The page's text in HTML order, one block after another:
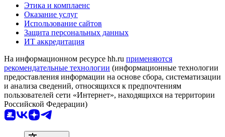
Этика и комплаенс
Оказание услуг
Использование сайтов
Защита персональных данных
ИТ аккредитация
На информационном ресурсе hh.ru применяются
рекомендательные технологии (информационные технологии
предоставления информации на основе сбора, систематизации
и анализа сведений, относящихся к предпочтениям
пользователей сети «Интернет», находящихся на территории
Российской Федерации)